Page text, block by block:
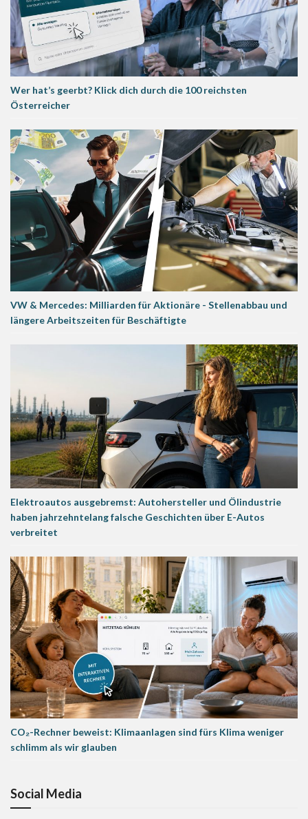
Wer hat’s geerbt? Klick dich durch die 100 reichsten
Österreicher
VW & Mercedes: Milliarden für Aktionäre - Stellenabbau und
längere Arbeitszeiten für Beschäftigte
Elektroautos ausgebremst: Autohersteller und Ölindustrie
haben jahrzehntelang falsche Geschichten über E-Autos
verbreitet
CO₂-Rechner beweist: Klimaanlagen sind fürs Klima weniger
schlimm als wir glauben
Social Media